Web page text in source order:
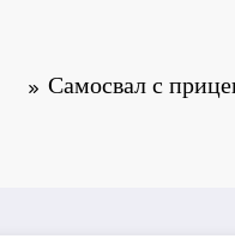
Самосвал с